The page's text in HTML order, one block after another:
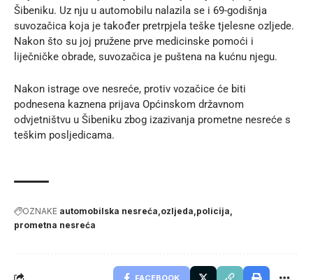
Šibeniku. Uz nju u automobilu nalazila se i 69-godišnja
suvozačica koja je također pretrpjela teške tjelesne ozljede.
Nakon što su joj pružene prve medicinske pomoći i
liječničke obrade, suvozačica je puštena na kućnu njegu.
Nakon istrage ove nesreće, protiv vozačice će biti
podnesena kaznena prijava Općinskom državnom
odvjetništvu u Šibeniku zbog izazivanja prometne nesreće s
teškim posljedicama.
OZNAKE automobilska nesreća ozljeda policija
prometna nesreća
FACEBOOK